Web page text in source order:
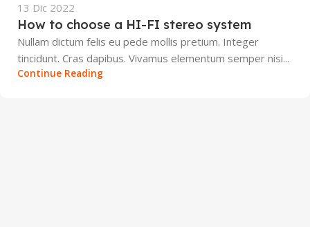
13 Dic 2022
How to choose a HI-FI stereo system
Nullam dictum felis eu pede mollis pretium. Integer
tincidunt. Cras dapibus. Vivamus elementum semper nisi...
Continue Reading